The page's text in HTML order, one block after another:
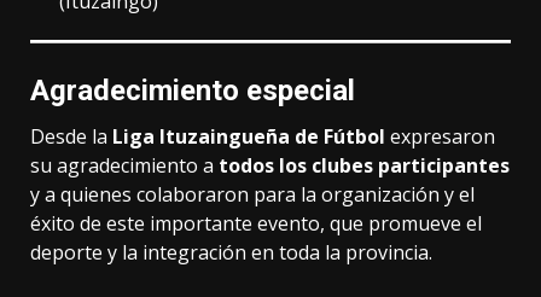
Agradecimiento especial
Desde la Liga Ituzaingueña de Fútbol expresaron
su agradecimiento a todos los clubes participantes
y a quienes colaboraron para la organización y el
éxito de este importante evento, que promueve el
deporte y la integración en toda la provincia.